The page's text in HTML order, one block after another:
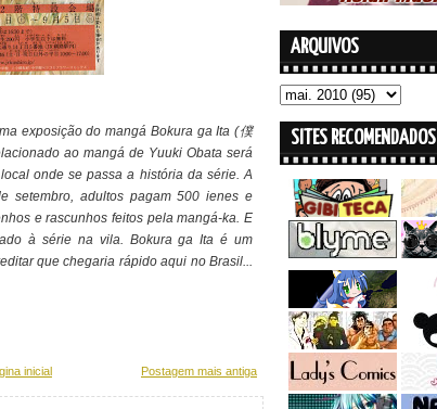
exposição do mangá Bokura ga Ita (僕
ao mangá de Yuuki Obata será
onde se passa a história da série. A
setembro, adultos pagam 500 ienes e
e rascunhos feitos pela mangá-ka. E
à série na vila. Bokura ga Ita é um
que chegaria rápido aqui no Brasil...
Postagem mais antiga
inicial
ARQUIVOS
SITES RECOMENDADOS